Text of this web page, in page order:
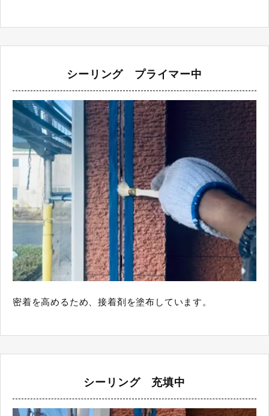
シーリング プライマー中
密着を高めるため、接着剤を塗布しています。
シーリング 充填中